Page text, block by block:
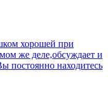
хорошей при
же деле,обсуждает и
постоянно находитесь